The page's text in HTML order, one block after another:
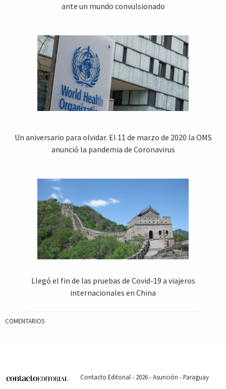
ante un mundo convulsionado
Un aniversario para olvidar. El 11 de marzo de 2020 la OMS
anunció la pandemia de Coronavirus
Llegó el fin de las pruebas de Covid-19 a viajeros
internacionales en China
COMENTARIOS
Contacto Editorial - 2026 - Asunción - Paraguay